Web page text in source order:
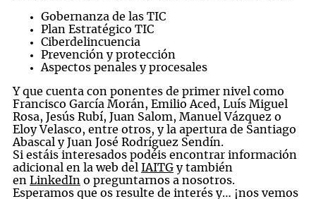
Gobernanza de las TIC
Plan Estratégico TIC
Ciberdelincuencia
Prevención y protección
Aspectos penales y procesales
Y que cuenta con ponentes de primer nivel como
Francisco García Morán, Emilio Aced, Luís Miguel
Rosa, Jesús Rubí, Juan Salom, Manuel Vázquez o
Eloy Velasco, entre otros, y la apertura de Santiago
Abascal y Juan José Rodríguez Sendín.
Si estáis interesados podéis encontrar información
adicional en la web del
IAITG y también
en LinkedIn o preguntarnos a nosotros.
Esperamos que os resulte de interés y… ¡nos vemos